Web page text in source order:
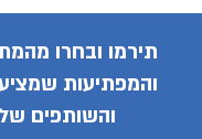
תירמו ובחרו
והמפתיעות
והשותפים